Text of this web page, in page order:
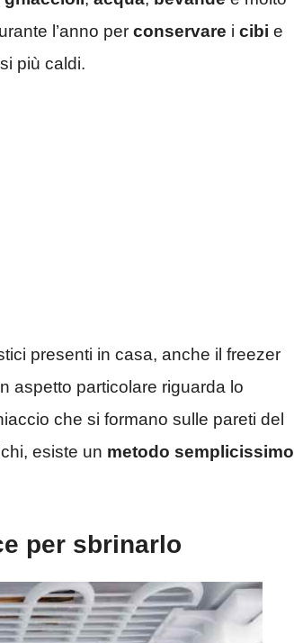
l’anno per conservare i cibi e
più caldi.
presenti in casa, anche il freezer
aspetto particolare riguarda lo
che si formano sulle pareti del
esiste un metodo semplicissimo
per sbrinarlo